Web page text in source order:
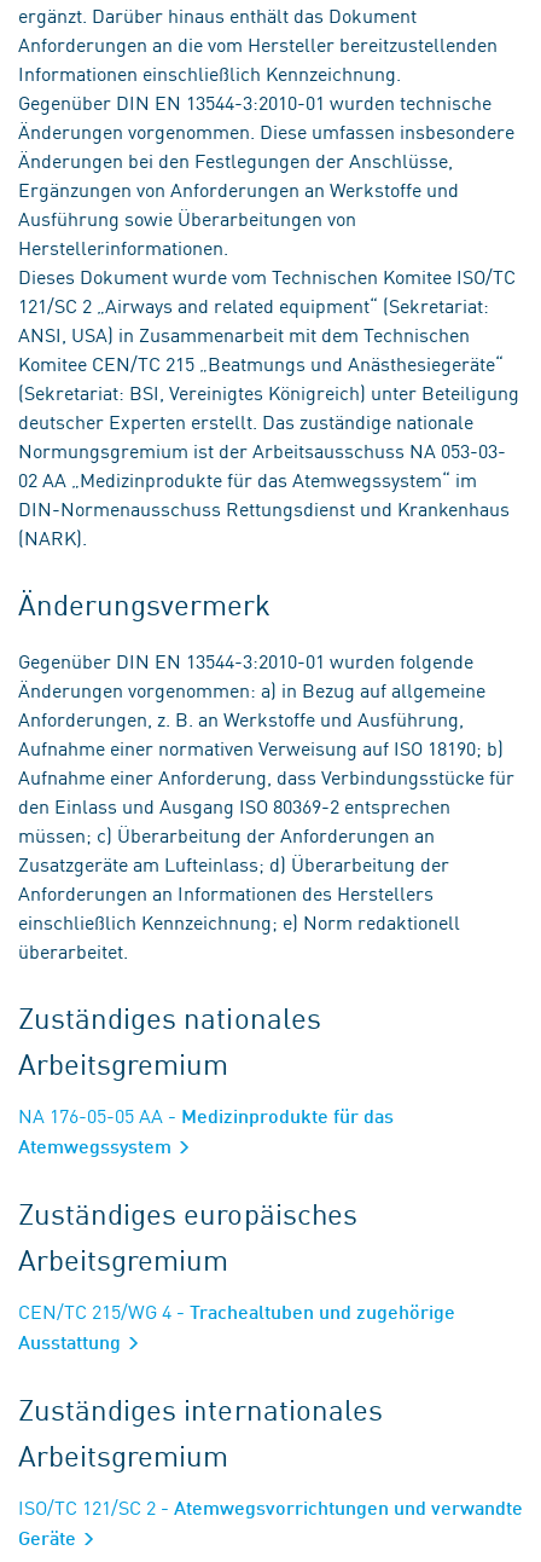
ergänzt. Darüber hinaus enthält das Dokument
Anforderungen an die vom Hersteller bereitzustellenden
Informationen einschließlich Kennzeichnung.
Gegenüber DIN EN 13544-3:2010-01 wurden technische
Änderungen vorgenommen. Diese umfassen insbesondere
Änderungen bei den Festlegungen der Anschlüsse,
Ergänzungen von Anforderungen an Werkstoffe und
Ausführung sowie Überarbeitungen von
Herstellerinformationen.
Dieses Dokument wurde vom Technischen Komitee ISO/TC
121/SC 2 „Airways and related equipment“ (Sekretariat:
ANSI, USA) in Zusammenarbeit mit dem Technischen
Komitee CEN/TC 215 „Beatmungs und Anästhesiegeräte“
(Sekretariat: BSI, Vereinigtes Königreich) unter Beteiligung
deutscher Experten erstellt. Das zuständige nationale
Normungsgremium ist der Arbeitsausschuss NA 053-03-
02 AA „Medizinprodukte für das Atemwegssystem“ im
DIN-Normenausschuss Rettungsdienst und Krankenhaus
(NARK).
Änderungsvermerk
Gegenüber DIN EN 13544-3:2010-01 wurden folgende
Änderungen vorgenommen: a) in Bezug auf allgemeine
Anforderungen, z. B. an Werkstoffe und Ausführung,
Aufnahme einer normativen Verweisung auf ISO 18190; b)
Aufnahme einer Anforderung, dass Verbindungsstücke für
den Einlass und Ausgang ISO 80369-2 entsprechen
müssen; c) Überarbeitung der Anforderungen an
Zusatzgeräte am Lufteinlass; d) Überarbeitung der
Anforderungen an Informationen des Herstellers
einschließlich Kennzeichnung; e) Norm redaktionell
überarbeitet.
Zuständiges nationales
Arbeitsgremium
NA 176-05-05 AA - Medizinprodukte für das
Atemwegssystem
Zuständiges europäisches
Arbeitsgremium
CEN/TC 215/WG 4 - Trachealtuben und zugehörige
Ausstattung
Zuständiges internationales
Arbeitsgremium
ISO/TC 121/SC 2 - Atemwegsvorrichtungen und verwandte
Geräte